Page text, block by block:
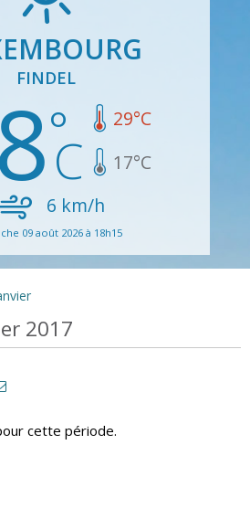
FINDEL
29°C
17°C
6 km/h
09 août 2026 à 18h15
2017
cette période.